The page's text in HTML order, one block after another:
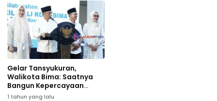
Gelar Tansyukuran,
Walikota Bima: Saatnya
Bangun Kepercayaan
Masyarakat
1 tahun yang lalu